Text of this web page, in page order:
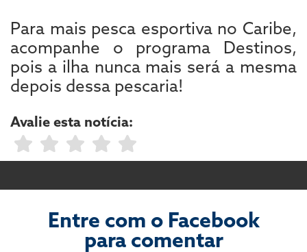
Para mais pesca esportiva no Caribe,
acompanhe o programa Destinos,
pois a ilha nunca mais será a mesma
depois dessa pescaria!
Avalie esta notícia:
Entre com o Facebook
para comentar